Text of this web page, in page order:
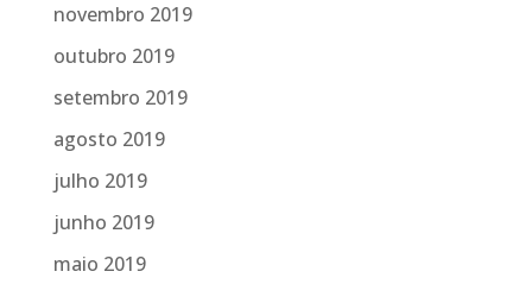
novembro 2019
outubro 2019
setembro 2019
agosto 2019
julho 2019
junho 2019
maio 2019